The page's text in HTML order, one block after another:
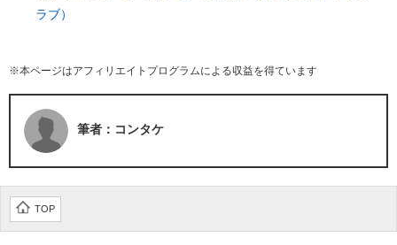
ラブ）
※本ページはアフィリエイトプログラムによる収益を得ています
筆者：コンタケ
TOP